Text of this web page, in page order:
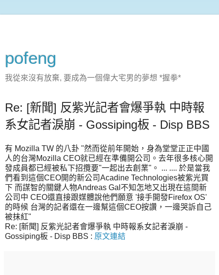
pofeng
我從來沒有放棄, 要成為一個偉大宅男的夢想 *握拳*
Re: [新聞] 反紫光記者會爆爭執 中時報
系女記者淚崩 - Gossiping板 - Disp BBS
有 Mozilla TW 的八卦 "然而從前年開始，身為堂堂正正中國
人的台灣Mozilla CEO就已經在準備開公司。去年很多核心開
發成員都已經被私下招攬要"一起出去創業"。 ... .... 於是當我
們看到這個CEO開的新公司Acadine Technologies被紫光買
下 而謀智的關鍵人物Andreas Gal不知怎地又出現在這間新
公司中 CEO還直接跟媒體說他們願意 '接手開發Firefox OS'
的時候 台灣的記者還在一邊幫這個CEO按讚，一邊哭訴自己
被抹紅"
Re: [新聞] 反紫光記者會爆爭執 中時報系女記者淚崩 -
Gossiping板 - Disp BBS : 原文連結